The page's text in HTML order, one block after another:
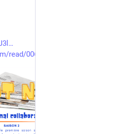
read/006968258249d